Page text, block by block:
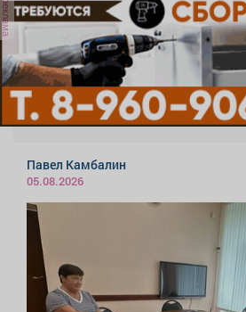
реклама
Павел Камбалин
05.08.2026